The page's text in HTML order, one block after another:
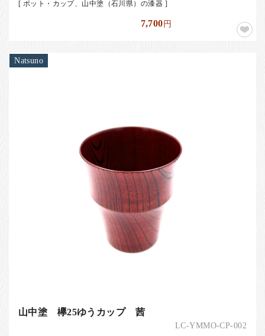
[ ポット・カップ、山中塗（石川県）の漆器 ]
7,700円
Natsuno
山中塗 欅25ゆうカップ 茜
LC-YMMO-CP-002